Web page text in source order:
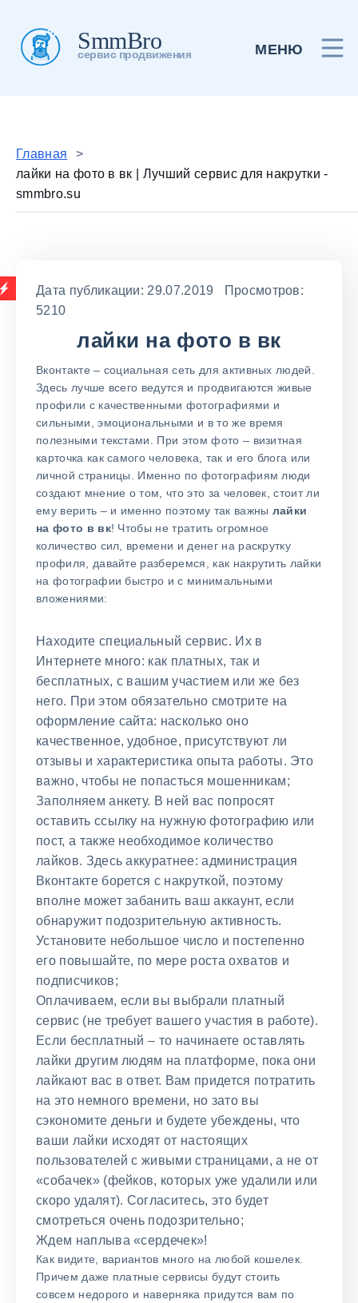
SmmBro
сервис продвижения МЕНЮ
Главная
>
лайки на фото в вк | Лучший сервис для накрутки -
smmbro.su
Дата публикации: 29.07.2019 Просмотров:
5210
лайки на фото в вк
Вконтакте – социальная сеть для активных людей.
Здесь лучше всего ведутся и продвигаются живые
профили с качественными фотографиями и
сильными, эмоциональными и в то же время
полезными текстами. При этом фото – визитная
карточка как самого человека, так и его блога или
личной страницы. Именно по фотографиям люди
создают мнение о том, что это за человек, стоит ли
ему верить – и именно поэтому так важны лайки
на фото в вк! Чтобы не тратить огромное
количество сил, времени и денег на раскрутку
профиля, давайте разберемся, как накрутить лайки
на фотографии быстро и с минимальными
вложениями:
Находите специальный сервис. Их в
Интернете много: как платных, так и
бесплатных, с вашим участием или же без
него. При этом обязательно смотрите на
оформление сайта: насколько оно
качественное, удобное, присутствуют ли
отзывы и характеристика опыта работы. Это
важно, чтобы не попасться мошенникам;
Заполняем анкету. В ней вас попросят
оставить ссылку на нужную фотографию или
пост, а также необходимое количество
лайков. Здесь аккуратнее: администрация
Вконтакте борется с накруткой, поэтому
вполне может забанить ваш аккаунт, если
обнаружит подозрительную активность.
Установите небольшое число и постепенно
его повышайте, по мере роста охватов и
подписчиков;
Оплачиваем, если вы выбрали платный
сервис (не требует вашего участия в работе).
Если бесплатный – то начинаете оставлять
лайки другим людям на платформе, пока они
лайкают вас в ответ. Вам придется потратить
на это немного времени, но зато вы
сэкономите деньги и будете убеждены, что
ваши лайки исходят от настоящих
пользователей с живыми страницами, а не от
«собачек» (фейков, которых уже удалили или
скоро удалят). Согласитесь, это будет
смотреться очень подозрительно;
Ждем наплыва «сердечек»!
Как видите, вариантов много на любой кошелек.
Причем даже платные сервисы будут стоить
совсем недорого и наверняка придутся вам по